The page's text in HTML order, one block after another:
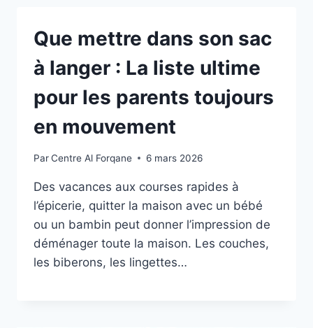
Que mettre dans son sac
à langer : La liste ultime
pour les parents toujours
en mouvement
ParCentre Al Forqane 6 mars 2026
Des vacances aux courses rapides à
l’épicerie, quitter la maison avec un bébé
ou un bambin peut donner l’impression de
déménager toute la maison. Les couches,
les biberons, les lingettes…